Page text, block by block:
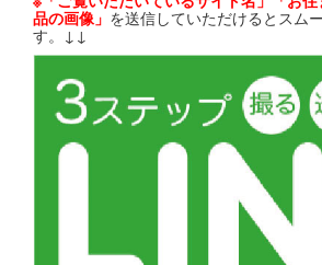
品の画像」 を送信していただけるとスム
す。↓↓